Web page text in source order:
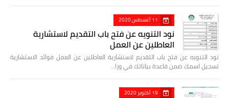
11 أغسطس 2020
نود التنويه عن فتح باب التقديم لاستشارية
العاطلين عن العمل
نود التنويه عن فتح باب التقديم لاستشارية العاطلين عن العمل فوائد الاستشارية
تسجيل اسمك ضمن قاعدة بياناتك في وزا…
19 أكتوبر 2020